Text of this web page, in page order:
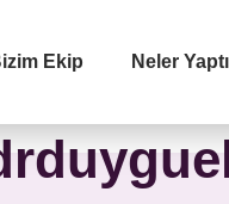
Ekip Neler
İletişime